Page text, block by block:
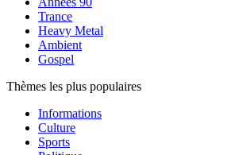
Trance
Heavy Metal
Ambient
Gospel
Thèmes les plus populaires
Informations
Culture
Sports